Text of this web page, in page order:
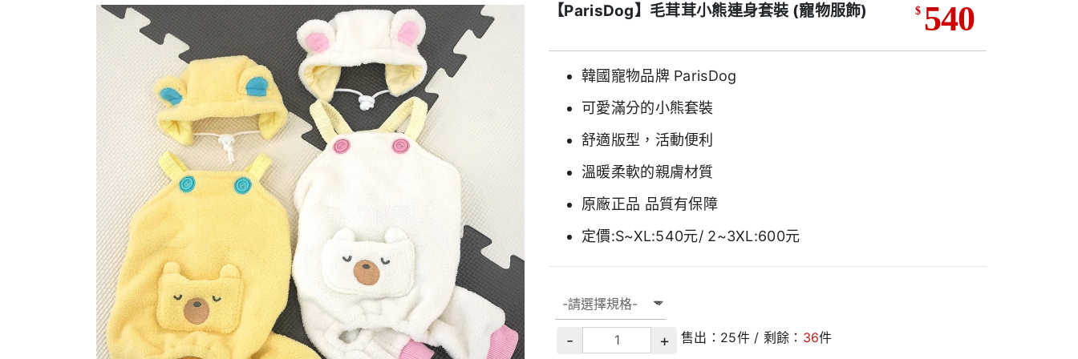
【ParisDog】毛茸茸小熊連身套裝 (寵物服飾) $ 540
韓國寵物品牌 ParisDog
可愛滿分的小熊套裝
舒適版型，活動便利
溫暖柔軟的親膚材質
原廠正品 品質有保障
定價:S~XL:540元/ 2~3XL:600元
- + 售出： 25件 / 剩餘： 36件